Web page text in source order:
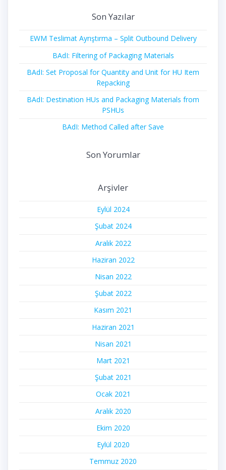
Son Yazılar
EWM Teslimat Ayrıştırma – Split Outbound Delivery
BAdI: Filtering of Packaging Materials
BAdI: Set Proposal for Quantity and Unit for HU Item
Repacking
BAdI: Destination HUs and Packaging Materials from
PSHUs
BAdI: Method Called after Save
Son Yorumlar
Arşivler
Eylül 2024
Şubat 2024
Aralık 2022
Haziran 2022
Nisan 2022
Şubat 2022
Kasım 2021
Haziran 2021
Nisan 2021
Mart 2021
Şubat 2021
Ocak 2021
Aralık 2020
Ekim 2020
Eylül 2020
Temmuz 2020